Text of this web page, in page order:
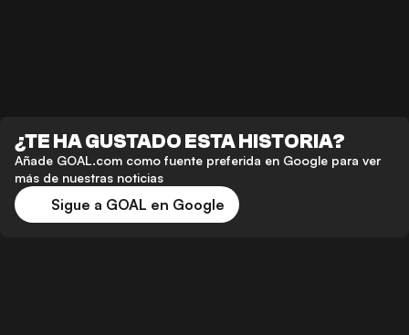
¿TE HA GUSTADO ESTA HISTORIA?
Añade GOAL.com como fuente preferida en Google para ver
más de nuestras noticias
Sigue a GOAL en Google